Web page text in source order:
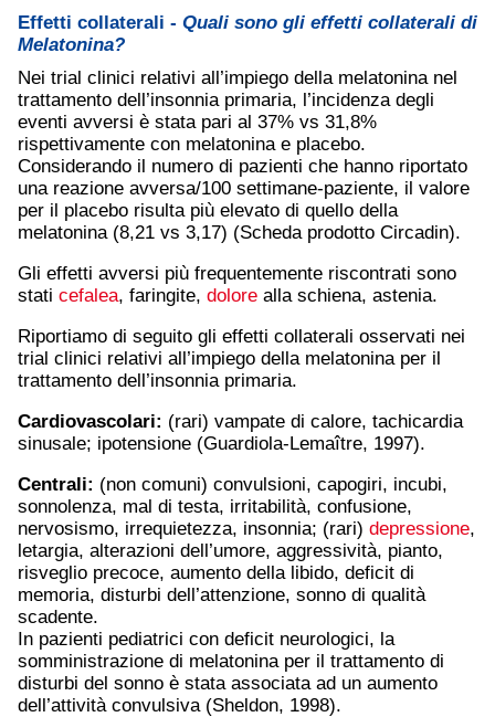
Effetti collaterali - Quali sono gli effetti collaterali di
Melatonina?
Nei trial clinici relativi all’impiego della melatonina nel
trattamento dell’insonnia primaria, l’incidenza degli
eventi avversi è stata pari al 37% vs 31,8%
rispettivamente con melatonina e placebo.
Considerando il numero di pazienti che hanno riportato
una reazione avversa/100 settimane-paziente, il valore
per il placebo risulta più elevato di quello della
melatonina (8,21 vs 3,17) (Scheda prodotto Circadin).
Gli effetti avversi più frequentemente riscontrati sono
stati cefalea, faringite, dolore alla schiena, astenia.
Riportiamo di seguito gli effetti collaterali osservati nei
trial clinici relativi all’impiego della melatonina per il
trattamento dell’insonnia primaria.
Cardiovascolari: (rari) vampate di calore, tachicardia
sinusale; ipotensione (Guardiola-Lemaître, 1997).
Centrali: (non comuni) convulsioni, capogiri, incubi,
sonnolenza, mal di testa, irritabilità, confusione,
nervosismo, irrequietezza, insonnia; (rari) depressione,
letargia, alterazioni dell’umore, aggressività, pianto,
risveglio precoce, aumento della libido, deficit di
memoria, disturbi dell’attenzione, sonno di qualità
scadente.
In pazienti pediatrici con deficit neurologici, la
somministrazione di melatonina per il trattamento di
disturbi del sonno è stata associata ad un aumento
dell’attività convulsiva (Sheldon, 1998).